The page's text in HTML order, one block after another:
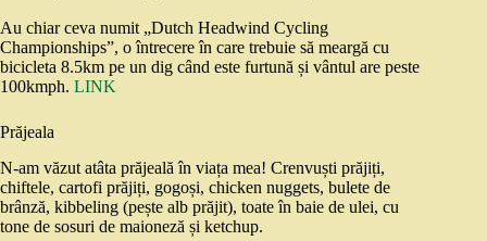
Au chiar ceva numit „Dutch Headwind Cycling
Championships”, o întrecere în care trebuie să meargă cu
bicicleta 8.5km pe un dig când este furtună și vântul are peste
100kmph. LINK
Prăjeala
N-am văzut atâta prăjeală în viața mea! Crenvuști prăjiți,
chiftele, cartofi prăjiți, gogoși, chicken nuggets, bulete de
brânză, kibbeling (pește alb prăjit), toate în baie de ulei, cu
tone de sosuri de maioneză și ketchup.